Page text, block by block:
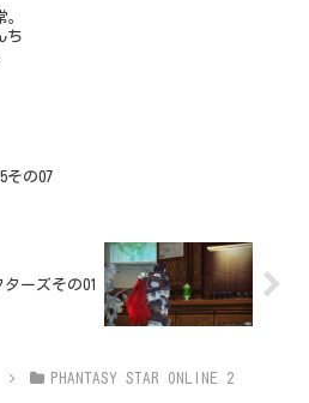
ち
その07
ターズその01
PHANTASY STAR ONLINE 2